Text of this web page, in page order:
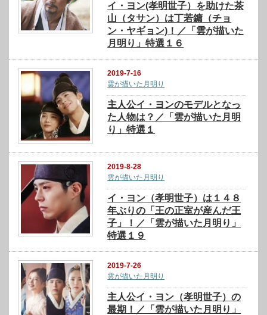
イ・ヨン(孝明世子）を助けた茶
山（タサン）は丁若鏞（チョ
ン・ヤギョン)！／「雲が描いた
月明り」特選１６
2019-7-16
雲が描いた月明り
主人公イ・ヨンのモデルとなっ
た人物は？／「雲が描いた月明
り」特選１
2019-8-28
雲が描いた月明り
イ・ヨン（孝明世子）は１４８
年ぶりの「王の正室が産んだ王
子」！／「雲が描いた月明り」
特選１９
2019-7-26
雲が描いた月明り
主人公イ・ヨン（孝明世子）の
最期！／「雲が描いた月明り」